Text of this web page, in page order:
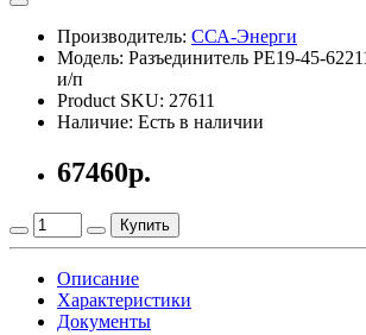
Производитель: ССА-Энерги
Модель: Разъединитель РЕ19-45-
и/п
Product SKU: 27611
Наличие: Есть в наличии
67460р.
Купить
Описание
Характеристики
Документы